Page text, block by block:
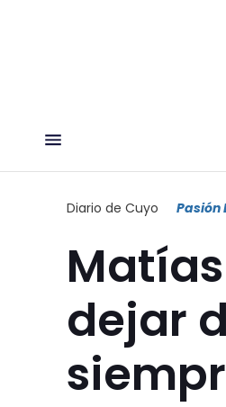
Diario de Cuyo Pasión
dejar